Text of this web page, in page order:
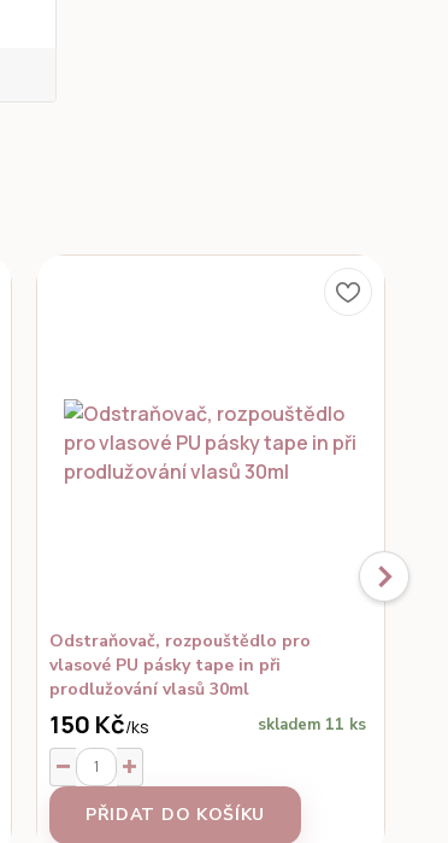
Odstraňovač, rozpouštědlo pro
vlasové PU pásky tape in při
prodlužování vlasů 30ml
150 Kč/ks skladem 11 ks
PŘIDAT DO KOŠÍKU